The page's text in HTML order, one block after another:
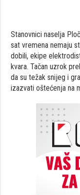
Stanovnici naselja
sat vremena nemaju
dobili, ekipe
kvara. Tačan uzrok
da su težak snijeg i
izazvati oštećenja na